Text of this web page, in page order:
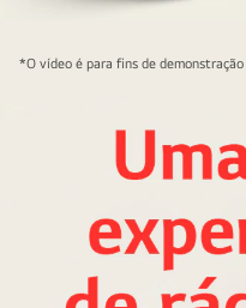
*O vídeo é para fins de demonstração